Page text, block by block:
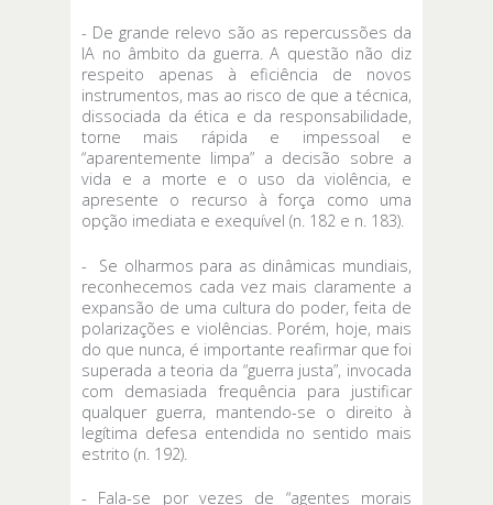
- De grande relevo são as repercussões da
IA no âmbito da guerra. A questão não diz
respeito apenas à eficiência de novos
instrumentos, mas ao risco de que a técnica,
dissociada da ética e da responsabilidade,
torne mais rápida e impessoal e
“aparentemente limpa” a decisão sobre a
vida e a morte e o uso da violência, e
apresente o recurso à força como uma
opção imediata e exequível (n. 182 e n. 183).
- Se olharmos para as dinâmicas mundiais,
reconhecemos cada vez mais claramente a
expansão de uma cultura do poder, feita de
polarizações e violências. Porém, hoje, mais
do que nunca, é importante reafirmar que foi
superada a teoria da “guerra justa”, invocada
com demasiada frequência para justificar
qualquer guerra, mantendo-se o direito à
legítima defesa entendida no sentido mais
estrito (n. 192).
- Fala-se por vezes de “agentes morais